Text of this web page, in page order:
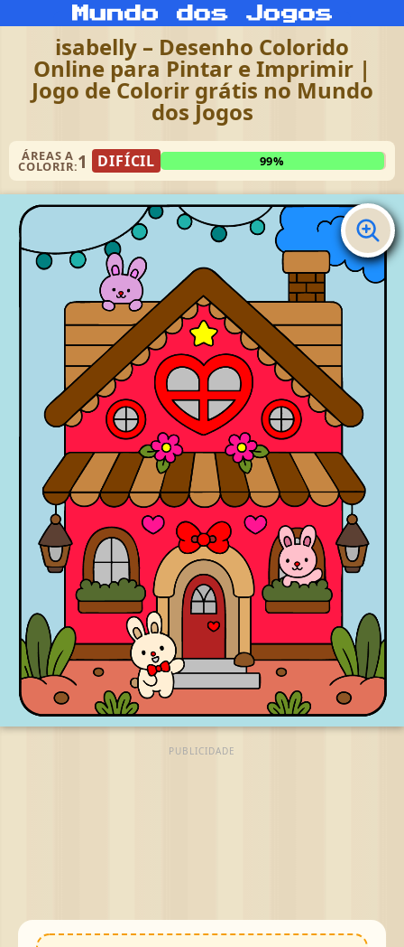
isabelly – Desenho Colorido
Online para Pintar e Imprimir |
Jogo de Colorir grátis no Mundo
dos Jogos
ÁREAS A
COLORIR:1 DIFÍCIL 99%
PUBLICIDADE